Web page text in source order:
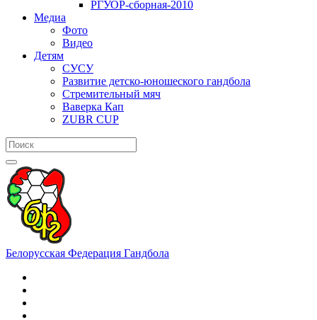
РГУОР-сборная-2010
Медиа
Фото
Видео
Детям
СУСУ
Развитие детско-юношеского гандбола
Стремительный мяч
Ваверка Кап
ZUBR CUP
Белорусская Федерация Гандбола